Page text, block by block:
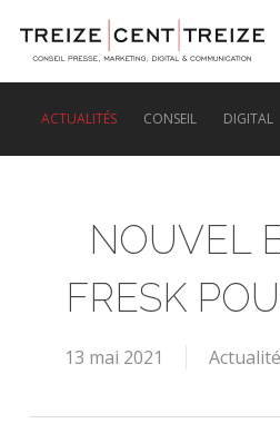
ACTUALITÉS CONSEIL DIGITAL
NOUVEL
FRESK
13 mai 2021